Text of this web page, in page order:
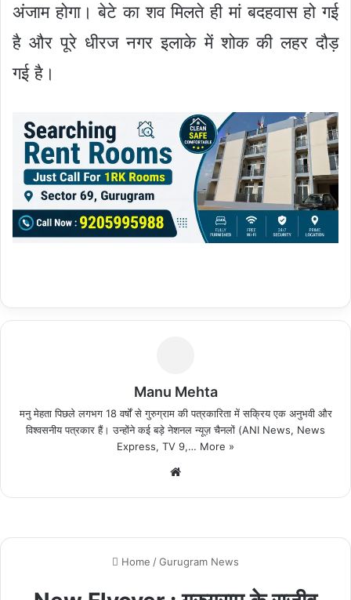
अंजाम होगा। बेटे का शव मिलते ही मां बदहवास हो गई
है और पूरे धीरज नगर इलाके में शोक की लहर दौड़
गई है।
Manu Mehta
मनु मेहता पिछले लगभग 18 वर्षों से गुरुग्राम की पत्रकारिता में सक्रिय एक अनुभवी और
विश्वसनीय पत्रकार हैं। उन्होंने कई बड़े नेशनल न्यूज़ चैनलों (ANI News, News
Express, TV 9,… More »